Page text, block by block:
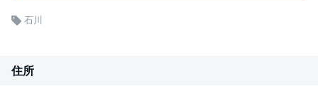
石川
住所